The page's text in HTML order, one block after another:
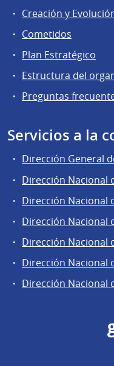
Creación y
Cometidos
Plan Estratégico
Estructura del
Preguntas
Servicios a la
Dirección General
Dirección Nacional
Dirección Nacional
Dirección Nacional
Dirección Nacional
Dirección Nacional
Dirección Nacional